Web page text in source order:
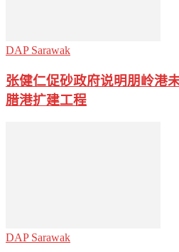
DAP Sarawak
张健仁促砂政府说明朋岭港
腊港扩建工程
DAP Sarawak